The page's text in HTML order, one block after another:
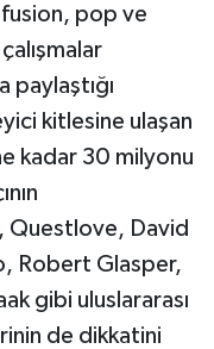
pop ve
kitlesine ulaşan
kadar 30 milyonu
Questlove, David
Robert Glasper,
gibi uluslararası
de dikkatini